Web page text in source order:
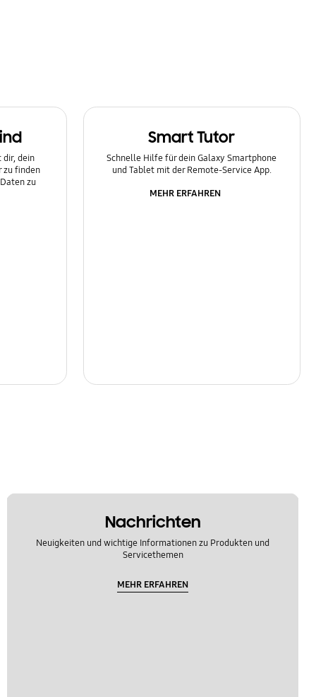
dir, dein
zu finden
zu
Smart Tutor
Schnelle Hilfe für dein Galaxy Smartphone
und Tablet mit der Remote-Service App.
MEHR ERFAHREN
Nachrichten
Neuigkeiten und wichtige Informationen zu Produkten und
Servicethemen
MEHR ERFAHREN